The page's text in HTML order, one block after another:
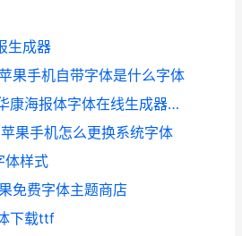
生成器
果手机自带字体是什么字体
蛋糕字体转换软件 华康海报体字体在线生成器下载
果手机怎么更换系统字体
体样式
免费字体主题商店
下载ttf